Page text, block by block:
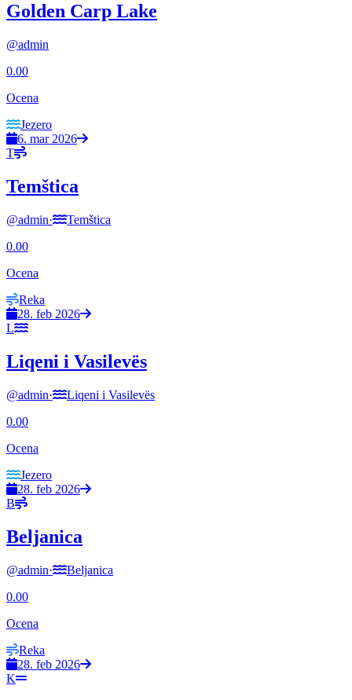
Golden Carp Lake
@admin
0.00
Ocena
Jezero
6. mar 2026
T
Temštica
@admin·
Temštica
0.00
Ocena
Reka
28. feb 2026
L
Liqeni i Vasilevës
@admin·
Liqeni i Vasilevës
0.00
Ocena
Jezero
28. feb 2026
B
Beljanica
@admin·
Beljanica
0.00
Ocena
Reka
28. feb 2026
K